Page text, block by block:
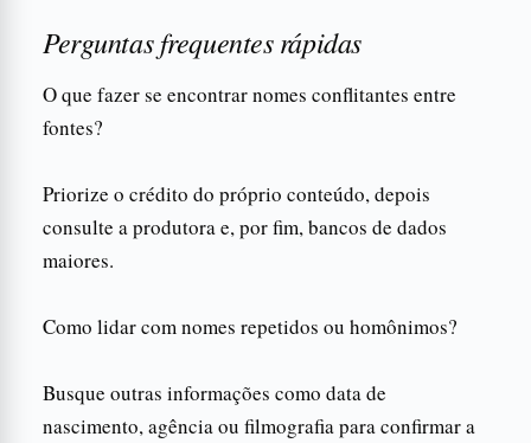
Perguntas frequentes rápidas
O que fazer se encontrar nomes conflitantes entre
fontes?
Priorize o crédito do próprio conteúdo, depois
consulte a produtora e, por fim, bancos de dados
maiores.
Como lidar com nomes repetidos ou homônimos?
Busque outras informações como data de
nascimento, agência ou filmografia para confirmar a